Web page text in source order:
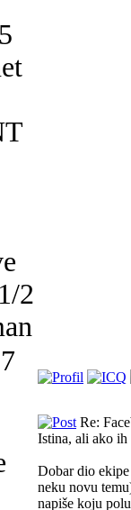
1/2
Re:
Istina, ali ako
Dobar dio
neku novu
napiše koju